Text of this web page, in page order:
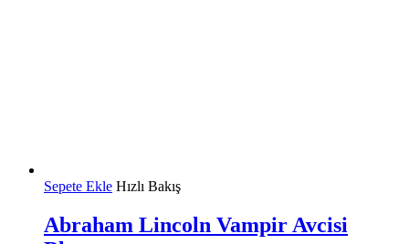
Sepete Ekle Hızlı Bakış
Abraham Lincoln Vampir Avcisi